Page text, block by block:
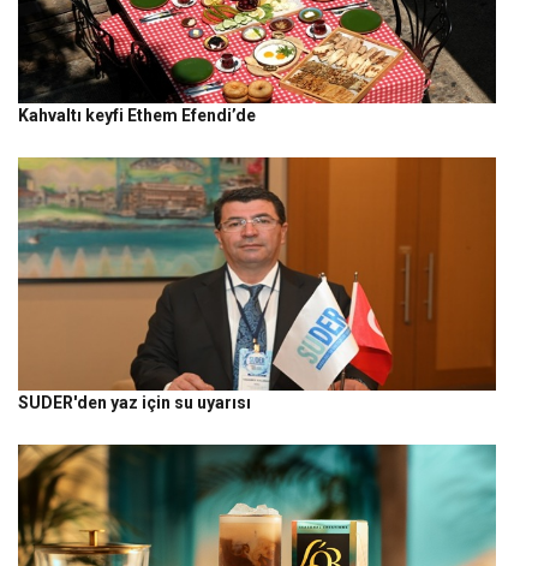
Kahvaltı keyfi Ethem Efendi’de
SUDER'den yaz için su uyarısı